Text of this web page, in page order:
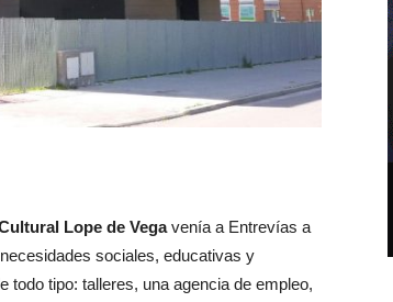
Lope de Vegavenía a Entrevías a
sociales, educativas y
todo tipo: talleres, una agencia de empleo,